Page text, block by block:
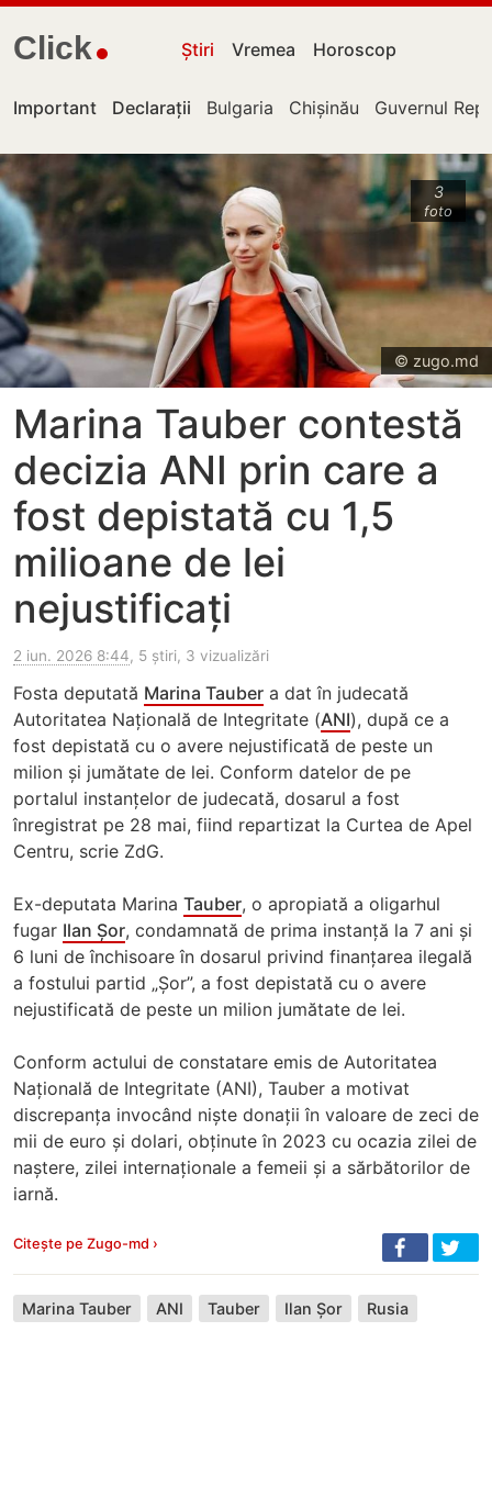
Click Știri Vremea Horoscop
Important Declarații Bulgaria Chișinău Guvernul
3
foto
© zugo.md
Marina Tauber contestă
decizia ANI prin care a
fost depistată cu 1,5
milioane de lei
nejustificați
2 iun. 2026 8:44, 5 știri, 3 vizualizări
Fosta deputată Marina Tauber a dat în judecată
Autoritatea Națională de Integritate (ANI), după ce a
fost depistată cu o avere nejustificată de peste un
milion și jumătate de lei. Conform datelor de pe
portalul instanțelor de judecată, dosarul a fost
înregistrat pe 28 mai, fiind repartizat la Curtea de Apel
Centru, scrie ZdG.
Ex-deputata Marina Tauber, o apropiată a oligarhul
fugar Ilan Șor, condamnată de prima instanță la 7 ani și
6 luni de închisoare în dosarul privind finanțarea ilegală
a fostului partid „Șor”, a fost depistată cu o avere
nejustificată de peste un milion jumătate de lei.
Conform actului de constatare emis de Autoritatea
Națională de Integritate (ANI), Tauber a motivat
discrepanța invocând niște donații în valoare de zeci de
mii de euro și dolari, obținute în 2023 cu ocazia zilei de
naștere, zilei internaționale a femeii și a sărbătorilor de
iarnă.
Citește pe Zugo-md ›
Marina Tauber ANI Tauber Ilan Șor Rusia